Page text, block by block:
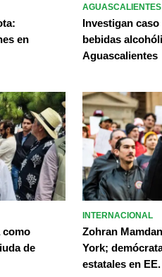
en
AGUASCALIENTES
Investigan
bebidas
Aguascalientes
como
de
INTERNACIONAL
Zohran
York;
estatales en